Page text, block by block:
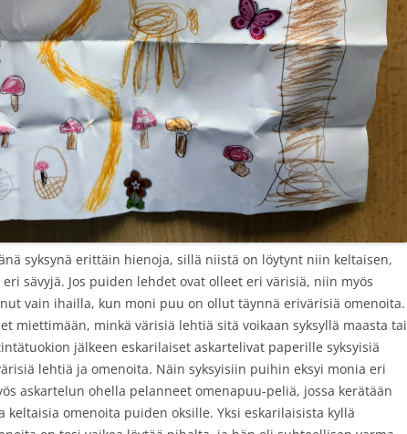
syksynä erittäin hienoja, sillä niistä on löytynt niin keltaisen,
sävyjä. Jos puiden lehdet ovat olleet eri värisiä, niin myös
vain ihailla, kun moni puu on ollut täynnä erivärisiä omenoita.
miettimään, minkä värisiä lehtiä sitä voikaan syksyllä maasta tai
jälkeen eskarilaiset askartelivat paperille syksyisiä
lehtiä ja omenoita. Näin syksyisiin puihin eksyi monia eri
askartelun ohella pelanneet omenapuu-peliä, jossa kerätään
omenoita puiden oksille. Yksi eskarilaisista kyllä